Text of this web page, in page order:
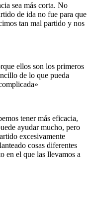
sea más corta. No
de ida no fue para que
tan mal partido y nos
ellos son los primeros
de lo que pueda
tener más eficacia,
ayudar mucho, pero
excesivamente
cosas diferentes
en el que las llevamos a